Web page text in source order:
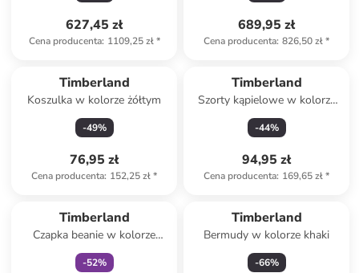
627,45 zł
Cena producenta: 1109,25 zł*
689,95 zł
Cena producenta: 826,50 zł*
Timberland
Koszulka w kolorze żółtym
-49%
76,95 zł
Cena producenta: 152,25 zł*
Timberland
Szorty kąpielowe w kolorze
brązowym
-44%
94,95 zł
Cena producenta: 169,65 zł*
Timberland
Czapka beanie w kolorze
bordowym
-52%
Timberland
Bermudy w kolorze khaki
-66%